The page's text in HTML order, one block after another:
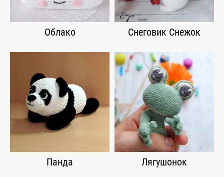
Облако Снеговик Снежок
Панда Лягушонок